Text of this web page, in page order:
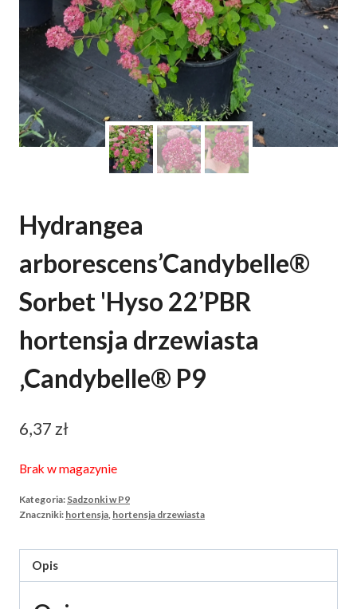
Hydrangea
arborescens’Candybelle®
Sorbet 'Hyso 22’PBR
hortensja drzewiasta
‚Candybelle® P9
6,37 zł
Brak w magazynie
Kategoria: Sadzonki w P9
Znaczniki: hortensja hortensja drzewiasta
Opis